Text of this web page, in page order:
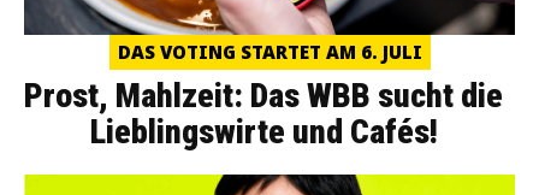
DAS VOTING STARTET AM 6. JULI
Prost, Mahlzeit: Das WBB sucht die
Lieblingswirte und Cafés!